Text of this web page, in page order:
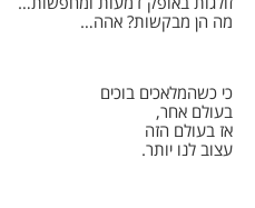
מה הן מבקשות? אהה…
כי כשהמלאכים בוכים
בעולם אחר,
אז בעולם הזה
עצוב לנו יותר.